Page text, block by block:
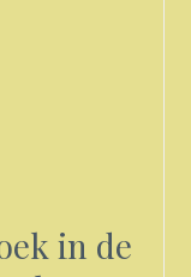
in de